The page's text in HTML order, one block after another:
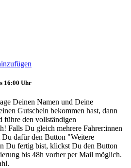
16:00 Uhr
Deinen Namen und Deine
Gutschein bekommen hast, dann
führe den vollständigen
Falls Du gleich mehrere Fahrer:innen
Du dafür den Button "Weitere
Du fertig bist, klickst Du den Button
bis 48h vorher per Mail möglich.